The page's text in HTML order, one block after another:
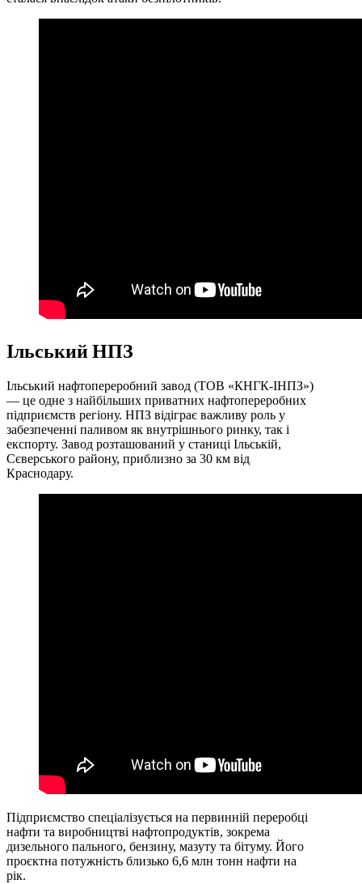
Ільський НПЗ
Ільський нафтопереробний завод (ТОВ «КНГК-ІНПЗ»)
— це одне з найбільших приватних нафтопереробних
підприємств регіону. НПЗ відіграє важливу роль у
забезпеченні паливом як внутрішнього ринку, так і
експорту. Завод розташований у станиці Ільській,
Сєверського району, приблизно за 30 км від
Краснодару.
Підприємство спеціалізується на первинній переробці
нафти та виробництві нафтопродуктів, зокрема
дизельного пального, бензину, мазуту та бітуму. Його
проєктна потужність близько 6,6 млн тонн нафти на
рік.